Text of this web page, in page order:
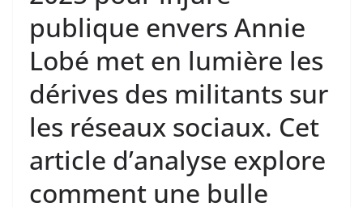
publique envers Annie
Lobé met en lumière les
dérives des militants sur
les réseaux sociaux. Cet
article d’analyse explore
comment une bulle